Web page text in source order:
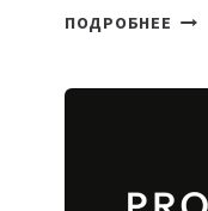
ПОДРОБНЕЕ META
ДЛЯ